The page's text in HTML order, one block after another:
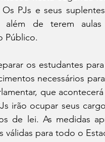
PJs e seus
além de terem
Público.
os estudantes
necessários
que
irão ocupar seus
de lei. As medidas
válidas para todo o